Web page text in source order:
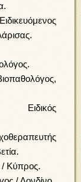
/ Κύπρος.